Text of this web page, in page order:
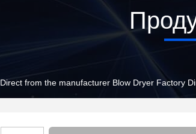
Direct from the manufacturer Blow Dryer Factory